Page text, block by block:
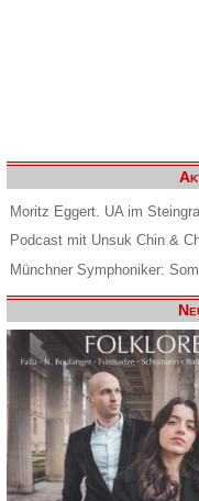
Moritz Eggert. UA im
Podcast mit Unsuk Chin &
Münchner Symphoniker: